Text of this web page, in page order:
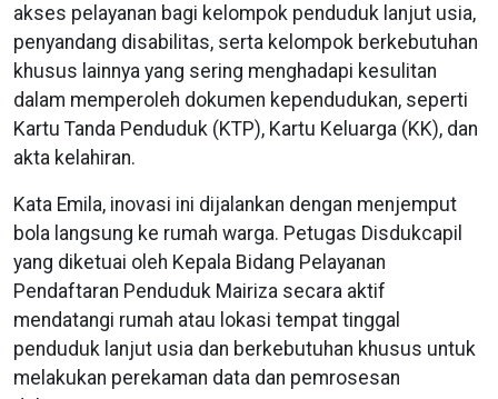
akses pelayanan bagi kelompok penduduk lanjut usia,
penyandang disabilitas, serta kelompok berkebutuhan
khusus lainnya yang sering menghadapi kesulitan
dalam memperoleh dokumen kependudukan, seperti
Kartu Tanda Penduduk (KTP), Kartu Keluarga (KK), dan
akta kelahiran.
Kata Emila, inovasi ini dijalankan dengan menjemput
bola langsung ke rumah warga. Petugas Disdukcapil
yang diketuai oleh Kepala Bidang Pelayanan
Pendaftaran Penduduk Mairiza secara aktif
mendatangi rumah atau lokasi tempat tinggal
penduduk lanjut usia dan berkebutuhan khusus untuk
melakukan perekaman data dan pemrosesan